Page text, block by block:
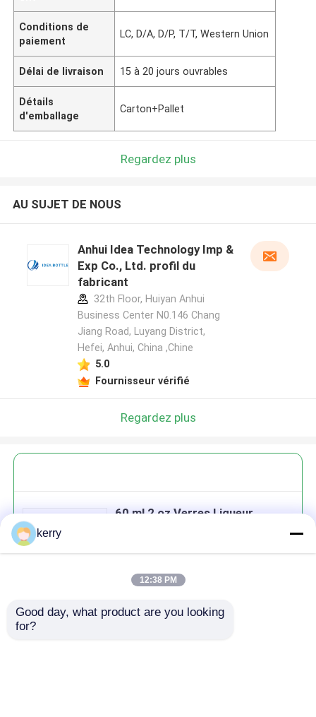
Conditions de
paiement
LC, D/A, D/P, T/T, Western Union
Délai de livraison 15 à 20 jours ouvrables
Détails
d'emballage
Carton+Pallet
Regardez plus
AU SUJET DE NOUS
Anhui Idea Technology Imp &
Exp Co., Ltd. profil du
fabricant
32th Floor, Huiyan Anhui
Business Center N0.146 Chang
Jiang Road, Luyang District,
Hefei, Anhui, China ,Chine
5.0
Fournisseur vérifié
Regardez plus
60 ml 2 oz Verres Liqueur
Continuer
kerry
12:38 PM
Good day, what product are you looking
for?